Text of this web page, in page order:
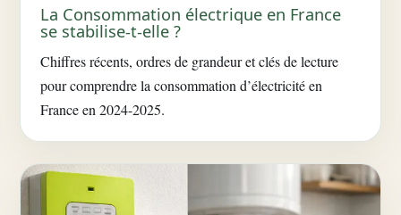
La Consommation électrique en France
se stabilise-t-elle ?
Chiffres récents, ordres de grandeur et clés de lecture
pour comprendre la consommation d’électricité en
France en 2024-2025.